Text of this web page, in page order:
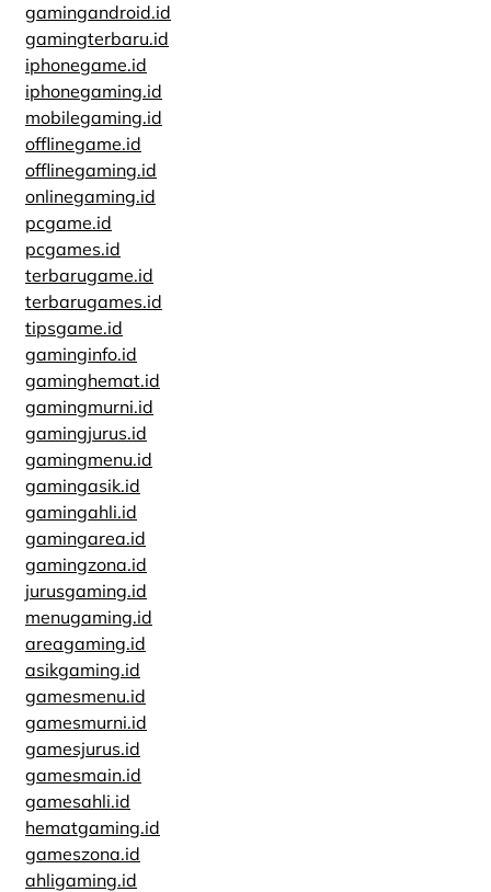
gamingandroid.id
gamingterbaru.id
iphonegame.id
iphonegaming.id
mobilegaming.id
offlinegame.id
offlinegaming.id
onlinegaming.id
pcgame.id
pcgames.id
terbarugame.id
terbarugames.id
tipsgame.id
gaminginfo.id
gaminghemat.id
gamingmurni.id
gamingjurus.id
gamingmenu.id
gamingasik.id
gamingahli.id
gamingarea.id
gamingzona.id
jurusgaming.id
menugaming.id
areagaming.id
asikgaming.id
gamesmenu.id
gamesmurni.id
gamesjurus.id
gamesmain.id
gamesahli.id
hematgaming.id
gameszona.id
ahligaming.id